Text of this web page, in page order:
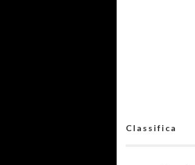
Classifica